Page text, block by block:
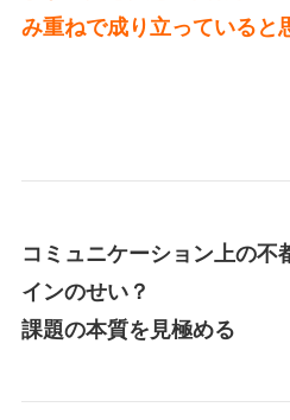
み重ねで成り立っていると
コミュニケーション上の不
インのせい？
課題の本質を見極める